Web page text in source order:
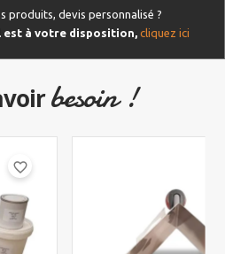
produits, devis personnalisé ?
est à votre disposition, cliquez ici
besoin !
favorite_border